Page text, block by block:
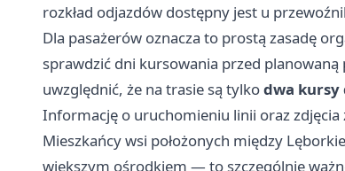
rozkład odjazdów dostępny jest u
Dla pasażerów oznacza to prostą zasadę
sprawdzić dni kursowania przed planowaną
uwzględnić, że na trasie są tylkodwa kursy
Informację o uruchomieniu linii oraz
Mieszkańcy wsi położonych między
większym ośrodkiem — to szczególnie